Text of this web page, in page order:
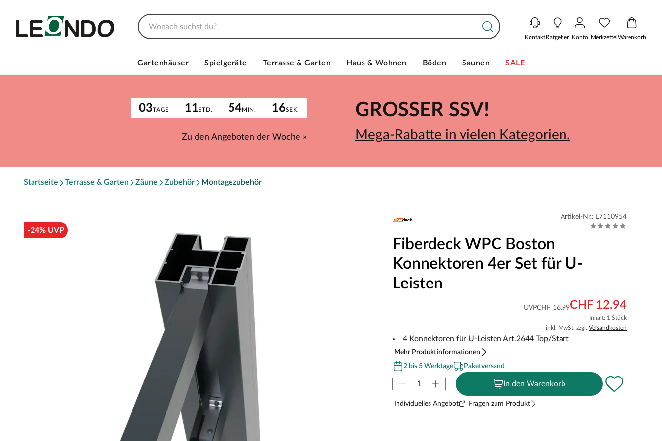
KontaktRatgeber Konto MerkzettelWarenkorb
Gartenhäuser Spielgeräte Terrasse & Garten Haus & Wohnen Böden Saunen SALE
03TAGE 11STD. 54MIN. 16SEK.
Zu den Angeboten der Woche »
GROSSER SSV!
Mega-Rabatte in vielen Kategorien.
Startseite Terrasse & Garten Zäune Zubehör Montagezubehör
-24% UVP
Artikel-Nr.: L7110954
Fiberdeck WPC Boston
Konnektoren 4er Set für U-
Leisten
UVPCHF 16.99CHF 12.94
Inhalt: 1 Stück
inkl. MwSt. zzgl. Versandkosten
4 Konnektoren für U-Leisten Art.2644 Top/Start
Mehr Produktinformationen
2 bis 5 Werktage
Paketversand
In den Warenkorb
Individuelles Angebot Fragen zum Produkt